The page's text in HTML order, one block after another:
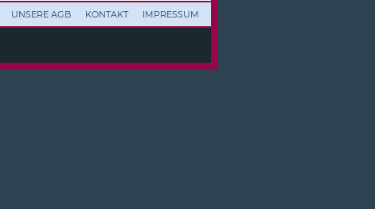
UNSERE AGB KONTAKT IMPRESSUM